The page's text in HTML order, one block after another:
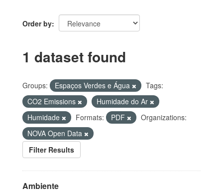
Order by
1 dataset found
Groups: Espaços Verdes e Água
Tags:
CO2 Emissions
Humidade do Ar
Humidade
Formats: PDF
Organizations:
NOVA Open Data
Filter Results
Ambiente